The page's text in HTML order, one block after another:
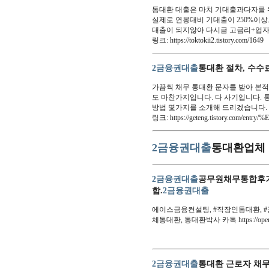
통대환 대출은 마치 기대출과다자
실제로 연봉대비 기대출이 250%이
대출이 되지않아 다시금 고금리+업
링크: https://toktokii2.tistory.com/1649
2금융권대출통대환 절차, 수수
가끔씩 채무 통대환 문자를 받아 본
도 마찬가지입니다. 다 사기입니다.
방법 몇가지를 소개해 드리겠습니
링크: https://geteng.tistory.com/entry/
2금융권대출통대환업
2금융권대출공무원채무통합
합.2금융권대출
에이스금융컨설팅, #직장인통대환,
체통대환, 통대환박사 카톡 https://
2금융권대출통대환 근로자 채